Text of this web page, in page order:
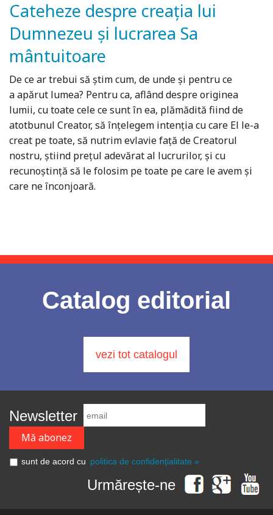
Cateheze despre creația lui
Dumnezeu și lucrarea Sa
mântuitoare
De ce ar trebui să știm cum, de unde și pentru ce
a apărut lumea? Pentru ca, aflând despre originea
lumii, cu toate cele ce sunt în ea, plămădită fiind de
atotbunul Creator, să înțelegem intenția cu care El le-a
creat pe toate, să nutrim evlavie față de Creatorul
nostru, știind prețul adevărat al lucrurilor, și cu
recunoștință să le folosim pe toate pe care le avem și
care ne înconjoară.
Catalog editorial
vezi tot catalogul
Newsletter
sunt de acord cu politica de confidențialitate »
Urmărește-ne